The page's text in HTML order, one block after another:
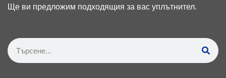
Ще ви предложим подходящия за вас уплътнител.